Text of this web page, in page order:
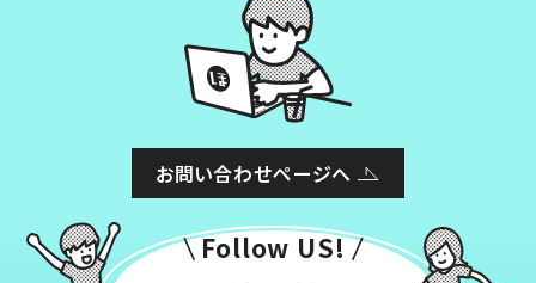
お問い合わせページへ
Follow US!